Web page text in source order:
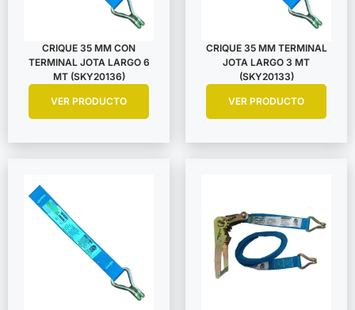
CRIQUE 35 MM CON
TERMINAL JOTA LARGO 6
MT (SKY20136)
VER PRODUCTO
CRIQUE 35 MM TERMINAL
JOTA LARGO 3 MT
(SKY20133)
VER PRODUCTO